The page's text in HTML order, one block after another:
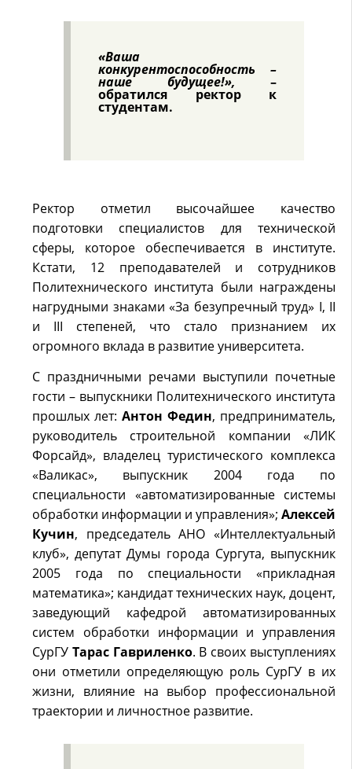
«Ваша
конкурентоспособность –
наше будущее!», –
обратился ректор к
студентам.
Ректор отметил высочайшее качество
подготовки специалистов для технической
сферы, которое обеспечивается в институте.
Кстати, 12 преподавателей и сотрудников
Политехнического института были награждены
нагрудными знаками «За безупречный труд» I, II
и III степеней, что стало признанием их
огромного вклада в развитие университета.
С праздничными речами выступили почетные
гости – выпускники Политехнического института
прошлых лет: Антон Федин, предприниматель,
руководитель строительной компании «ЛИК
Форсайд», владелец туристического комплекса
«Валикас», выпускник 2004 года по
специальности «автоматизированные системы
обработки информации и управления»; Алексей
Кучин, председатель АНО «Интеллектуальный
клуб», депутат Думы города Сургута, выпускник
2005 года по специальности «прикладная
математика»; кандидат технических наук, доцент,
заведующий кафедрой автоматизированных
систем обработки информации и управления
СурГУ Тарас Гавриленко. В своих выступлениях
они отметили определяющую роль СурГУ в их
жизни, влияние на выбор профессиональной
траектории и личностное развитие.